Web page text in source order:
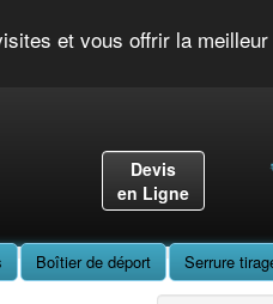
et vous offrir la
Devis
en Ligne
Boîtier de déport Serrure